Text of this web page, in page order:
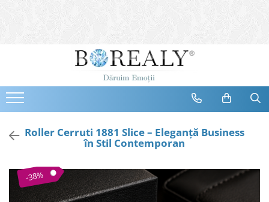
Bijuterii
Cercei
Bratari
Coliere
Tiare
Destinatari
Roller Cerruti 1881 Slice – Eleganță Business
în Stil Contemporan
-38%